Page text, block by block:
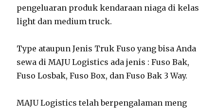
pengeluaran produk kendaraan niaga di kelas
light dan medium truck.
Type ataupun Jenis Truk Fuso yang bisa Anda
sewa di MAJU Logistics ada jenis : Fuso Bak,
Fuso Losbak, Fuso Box, dan Fuso Bak 3 Way.
MAJU Logistics telah berpengalaman meng